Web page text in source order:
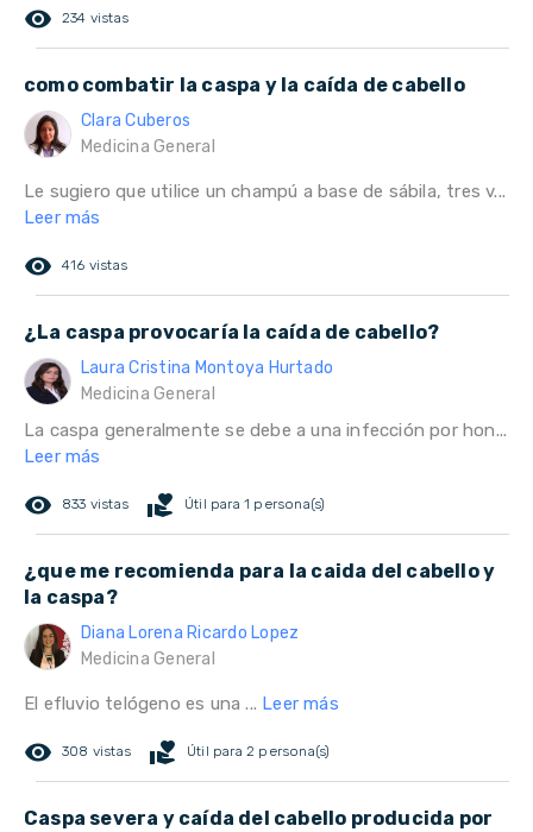
remove_red_eye 234 vistas
como combatir la caspa y la caída de cabello
Clara Cuberos
Medicina General
Le sugiero que utilice un champú a base de sábila, tres v...
Leer más
remove_red_eye 416 vistas
¿La caspa provocaría la caída de cabello?
Laura Cristina Montoya Hurtado
Medicina General
La caspa generalmente se debe a una infección por hon...
Leer más
remove_red_eye 833 vistas volunteer_activism Útil para 1 persona(s)
¿que me recomienda para la caida del cabello y
la caspa?
Diana Lorena Ricardo Lopez
Medicina General
El efluvio telógeno es una ... Leer más
remove_red_eye 308 vistas volunteer_activism Útil para 2 persona(s)
Caspa severa y caída del cabello producida por